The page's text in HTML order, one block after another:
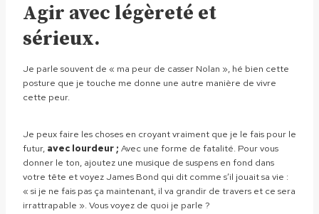
Agir avec légèreté et
sérieux.
Je parle souvent de « ma peur de casser Nolan », hé bien cette
posture que je touche me donne une autre manière de vivre
cette peur.
Je peux faire les choses en croyant vraiment que je le fais pour le
futur, avec lourdeur ; Avec une forme de fatalité. Pour vous
donner le ton, ajoutez une musique de suspens en fond dans
votre tête et voyez James Bond qui dit comme s’il jouait sa vie :
« si je ne fais pas ça maintenant, il va grandir de travers et ce sera
irrattrapable ». Vous voyez de quoi je parle ?